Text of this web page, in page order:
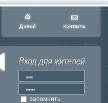
запомнить